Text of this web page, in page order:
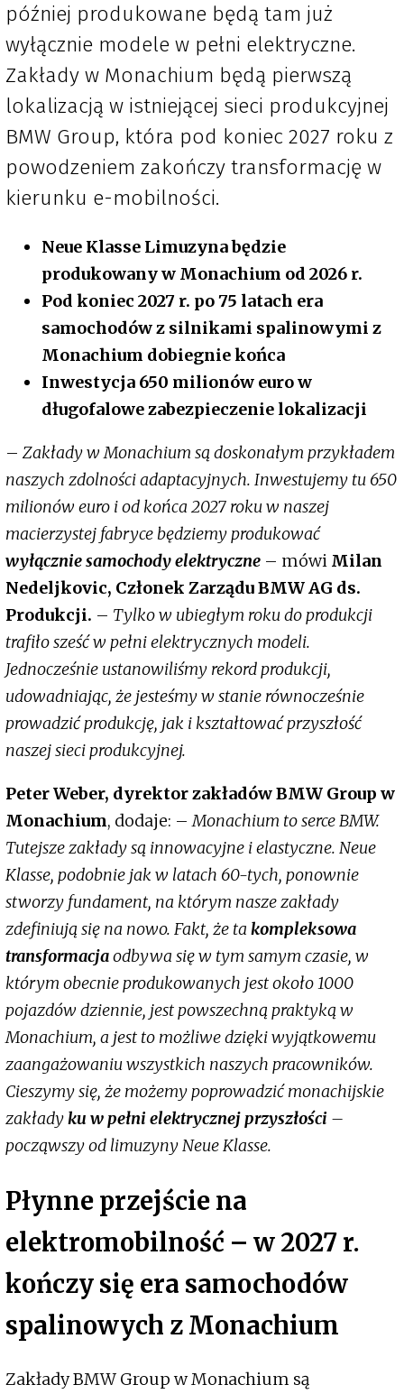
później produkowane będą tam już
wyłącznie modele w pełni elektryczne.
Zakłady w Monachium będą pierwszą
lokalizacją w istniejącej sieci produkcyjnej
BMW Group, która pod koniec 2027 roku z
powodzeniem zakończy transformację w
kierunku e-mobilności.
Neue Klasse Limuzyna będzie
produkowany w Monachium od 2026 r.
Pod koniec 2027 r. po 75 latach era
samochodów z silnikami spalinowymi z
Monachium dobiegnie końca
Inwestycja 650 milionów euro w
długofalowe zabezpieczenie lokalizacji
– Zakłady w Monachium są doskonałym przykładem
naszych zdolności adaptacyjnych. Inwestujemy tu 650
milionów euro i od końca 2027 roku w naszej
macierzystej fabryce będziemy produkować
wyłącznie samochody elektryczne – mówi Milan
Nedeljkovic, Członek Zarządu BMW AG ds.
Produkcji. – Tylko w ubiegłym roku do produkcji
trafiło sześć w pełni elektrycznych modeli.
Jednocześnie ustanowiliśmy rekord produkcji,
udowadniając, że jesteśmy w stanie równocześnie
prowadzić produkcję, jak i kształtować przyszłość
naszej sieci produkcyjnej.
Peter Weber, dyrektor zakładów BMW Group w
Monachium, dodaje: –Monachium to serce BMW.
Tutejsze zakłady są innowacyjne i elastyczne. Neue
Klasse, podobnie jak w latach 60-tych, ponownie
stworzy fundament, na którym nasze zakłady
zdefiniują się na nowo. Fakt, że ta kompleksowa
transformacjaodbywa się w tym samym czasie, w
którym obecnie produkowanych jest około 1000
pojazdów dziennie, jest powszechną praktyką w
Monachium, a jest to możliwe dzięki wyjątkowemu
zaangażowaniu wszystkich naszych pracowników.
Cieszymy się, że możemy poprowadzić monachijskie
zakładyku w pełni elektrycznej przyszłości –
począwszy od limuzyny Neue Klasse.
Płynne przejście na
elektromobilność – w 2027 r.
kończy się era samochodów
spalinowych z Monachium
Zakłady BMW Group w Monachium są